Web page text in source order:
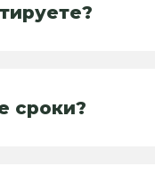
сроки?